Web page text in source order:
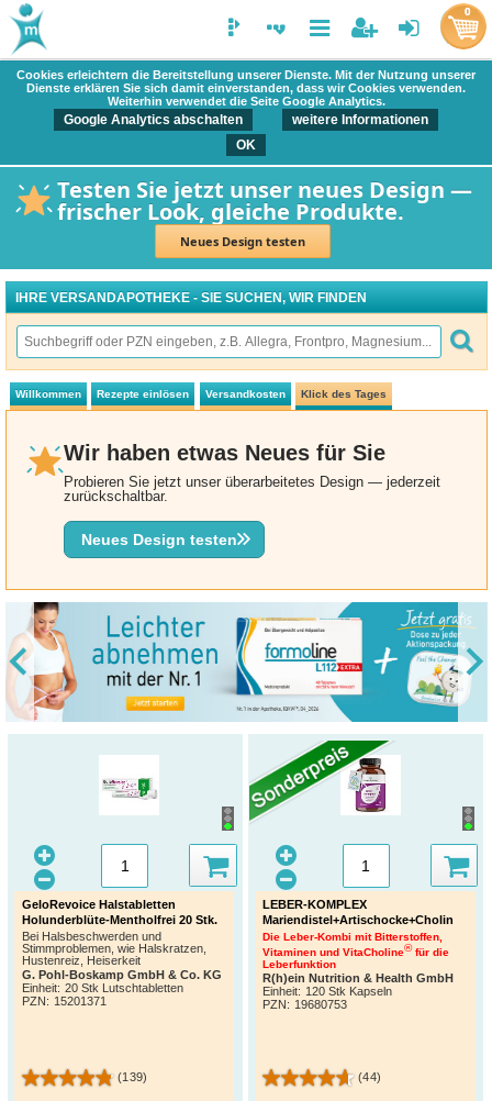
Cookies erleichtern die Bereitstellung unserer Dienste. Mit der Nutzung unserer
Dienste erklären Sie sich damit einverstanden, dass wir Cookies verwenden.
Weiterhin verwendet die Seite Google Analytics.
Google Analytics abschalten
weitere Informationen
OK
Testen Sie jetzt unser neues Design —
frischer Look, gleiche Produkte.
Neues Design testen
0
IHRE VERSANDAPOTHEKE - SIE SUCHEN, WIR FINDEN
Willkommen Rezepte einlösen Versandkosten Klick des Tages
Wir haben etwas Neues für Sie
Probieren Sie jetzt unser überarbeitetes Design — jederzeit
zurückschaltbar.
Neues Design testen
GeloRevoice Halstabletten
Holunderblüte-Mentholfrei 20 Stk.
Bei Halsbeschwerden und
Stimmproblemen, wie Halskratzen,
Hustenreiz, Heiserkeit
G. Pohl-Boskamp GmbH & Co. KG
Einheit: 20 Stk Lutschtabletten
PZN: 15201371
(139)
LEBER-KOMPLEX
Mariendistel+Artischocke+Cholin
Die Leber-Kombi mit Bitterstoffen,
Vitaminen und VitaCholine®für die
Leberfunktion
R(h)ein Nutrition & Health GmbH
Einheit: 120 Stk Kapseln
PZN: 19680753
(44)